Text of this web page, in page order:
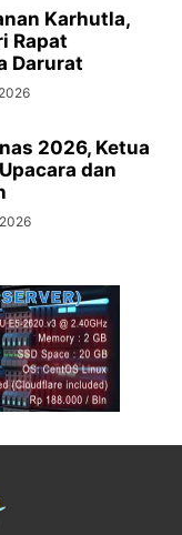
Karhutla,
Rapat
Darurat
2026, Ketua
dan